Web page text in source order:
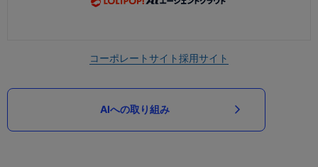
コーポレートサイト採用サイト
AIへの取り組み